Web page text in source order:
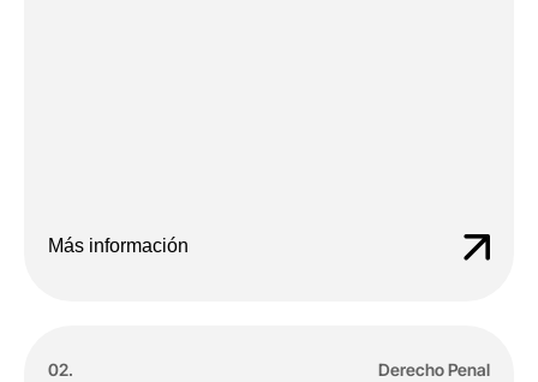
Más información
02. Derecho Penal